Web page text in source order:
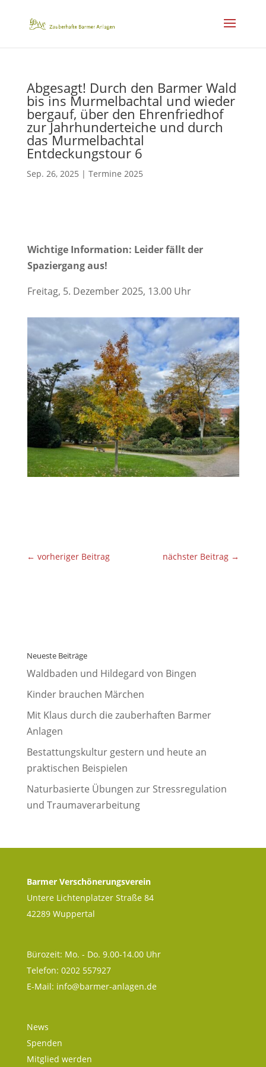
Abgesagt! Durch den Barmer Wald
bis ins Murmelbachtal und wieder
bergauf, über den Ehrenfriedhof
zur Jahrhunderteiche und durch
das Murmelbachtal
Entdeckungstour 6
Sep. 26, 2025 | Termine 2025
Wichtige Information: Leider fällt der
Spaziergang aus!
Freitag, 5. Dezember 2025, 13.00 Uhr
← vorheriger Beitrag nächster Beitrag →
Neueste Beiträge
Waldbaden und Hildegard von Bingen
Kinder brauchen Märchen
Mit Klaus durch die zauberhaften Barmer
Anlagen
Bestattungskultur gestern und heute an
praktischen Beispielen
Naturbasierte Übungen zur Stressregulation
und Traumaverarbeitung
Barmer Verschönerungsverein
Untere Lichtenplatzer Straße 84
42289 Wuppertal
Bürozeit: Mo. - Do. 9.00-14.00 Uhr
Telefon: 0202 557927
E-Mail: info@barmer-anlagen.de
News
Spenden
Mitglied werden